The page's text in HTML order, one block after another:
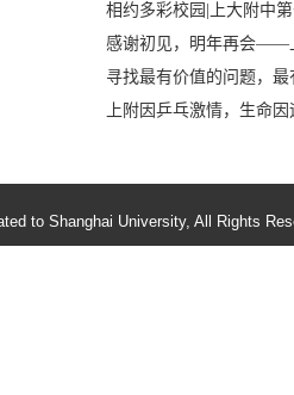
相约多彩校园|上大附中
感谢初见，明年再会——
寻找最有价值的问题，
上附因乒乓激情，生命
to Shanghai University, All Rights